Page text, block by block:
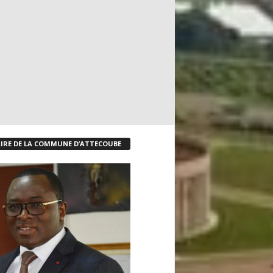
DE LA COMMUNE D’ATTECOUBE